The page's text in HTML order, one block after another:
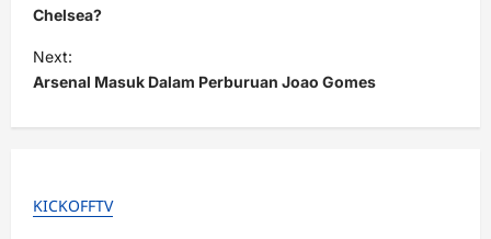
s
t
n
a
g
Chelsea?
Next:
Arsenal Masuk Dalam Perburuan Joao Gomes
KICKOFFTV